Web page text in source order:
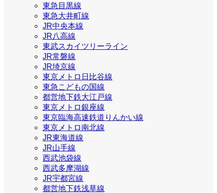
東急目黒線
東急大井町線
JR中央本線
JR八高線
東武スカイツリーライン
JR常磐線
JR埼京線
東京メトロ日比谷線
東急こどもの国線
都営地下鉄大江戸線
東京メトロ銀座線
東京臨海高速鉄道りんかい線
東京メトロ南北線
JR東海道線
JR山手線
西武池袋線
西武多摩湖線
JR宇都宮線
都営地下鉄浅草線